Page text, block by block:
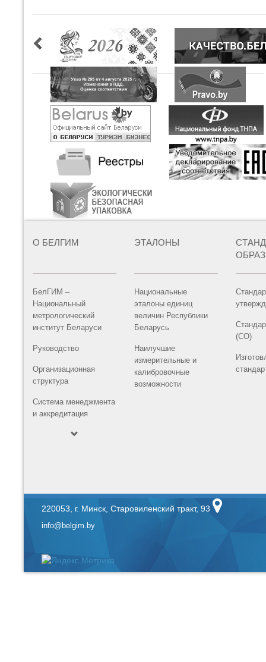
О БЕЛГИМ
БелГИМ –
Национальный
метрологический
институт Беларуси
Руководство
Организационная
структура
Система менеджмента
и аккредитация
ЭТАЛОНЫ
Национальные
эталоны единиц
величин Республики
Беларусь
Наилучшие
измерительные и
калибровочные
возможности
(СО)
220053, г. Минск, Старовиленский тракт, 93
info@belgim.by